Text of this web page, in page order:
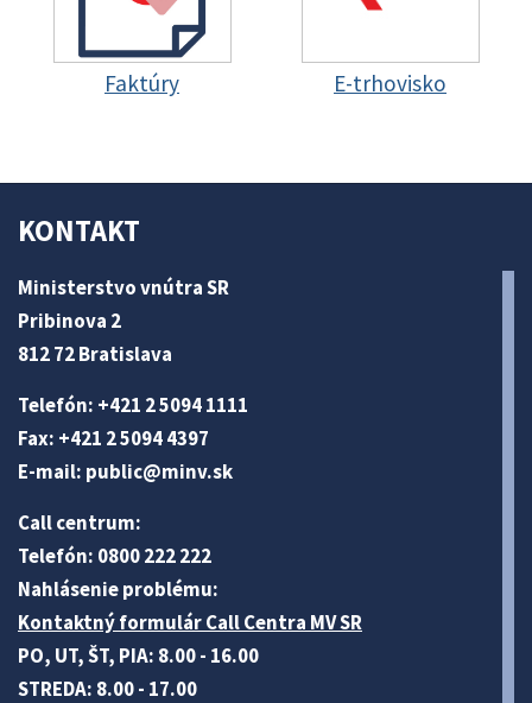
Faktúry E-trhovisko
KONTAKT
Ministerstvo vnútra SR
Pribinova 2
812 72 Bratislava
Telefón: +421 2 5094 1111
Fax: +421 2 5094 4397
E-mail: public@minv.sk
Call centrum:
Telefón: 0800 222 222
Nahlásenie problému:
Kontaktný formulár Call Centra MV SR
PO, UT, ŠT, PIA: 8.00 - 16.00
STREDA: 8.00 - 17.00